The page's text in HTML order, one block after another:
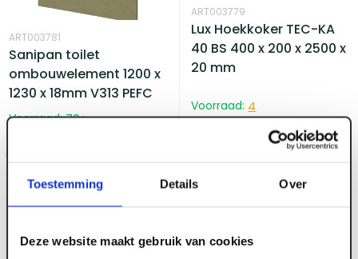
Toestemming Details Over
Deze website maakt gebruik van cookies
ART003781
Sanipan toilet
ombouwelement 1200 x
1230 x 18mm V313 PEFC
Voorraad: 70+
ART003779
Lux Hoekkoker TEC-KA
40 BS 400 x 200 x 2500 x
20 mm
Voorraad: 4
Log in voor prijzen